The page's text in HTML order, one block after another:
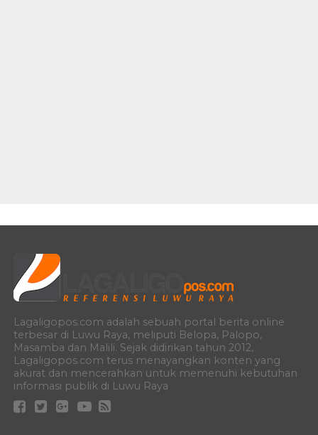
Lagaligopos.com adalah sebuah portal berita online
terbesar di Luwu Raya, meliputi Belopa, Palopo,
Masamba dan Malili. Sejak didirikan tahun 2012,
Lagaligopos.com terus menayangkan konten yang
akurat dan mencerahkan untuk memenuhi kebutuhan
informasi publik di Luwu Raya